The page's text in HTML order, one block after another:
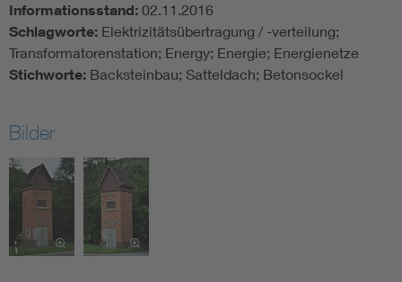
Informationsstand: 02.11.2016
Schlagworte: Elektrizitätsübertragung / -verteilung;
Transformatorenstation; Energy; Energie; Energienetze
Stichworte: Backsteinbau; Satteldach; Betonsockel
Bilder